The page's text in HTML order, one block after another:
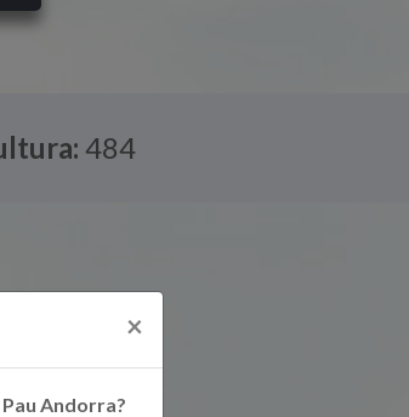
484
×
Andorra?